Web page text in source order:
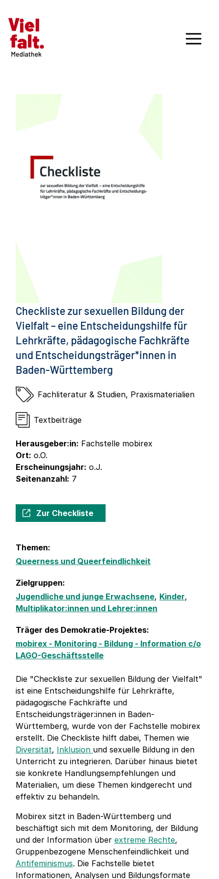
Checkliste zur sexuellen Bildung der
Vielfalt – eine Entscheidungshilfe für
Lehrkräfte, pädagogische Fachkräfte
und Entscheidungsträger*innen in
Baden-Württemberg
Fachliteratur & Studien, Praxismaterialien
Textbeiträge
Herausgeber:in: Fachstelle mobirex
Ort: o.O.
Erscheinungsjahr: o.J.
Seitenanzahl: 7
Zur Checkliste
Themen:
Queerness und Queerfeindlichkeit
Zielgruppen:
Jugendliche und junge Erwachsene, Kinder,
Multiplikator:innen und Lehrer:innen
Träger des Demokratie-Projektes:
mobirex - Monitoring - Bildung - Information c/o
LAGO-Geschäftsstelle
Die "Checkliste zur sexuellen Bildung der Vielfalt"
ist eine Entscheidungshilfe für Lehrkräfte,
pädagogische Fachkräfte und
Entscheidungsträger:innen in Baden-
Württemberg, wurde von der Fachstelle mobirex
erstellt. Die Checkliste hilft dabei, Themen wie
Diversität, Inklusion und sexuelle Bildung in den
Unterricht zu integrieren. Darüber hinaus bietet
sie konkrete Handlungsempfehlungen und
Materialien, um diese Themen kindgerecht und
effektiv zu behandeln.
Mobirex sitzt in Baden-Württemberg und
beschäftigt sich mit dem Monitoring, der Bildung
und der Information über extreme Rechte,
Gruppenbezogene Menschenfeindlichkeit und
Antifeminismus. Die Fachstelle bietet
Informationen, Analysen und Bildungsformate